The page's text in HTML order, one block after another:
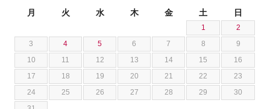
石川 成一郎
荒居 力哉
荻野 雅史
菊池 大誠
藤本 京弥
スズキ
ダッジ
テスラ
トヨタ
ニッサン
月 火 水 木 金 土 日
1
2
3
4 5 6 7 8
9
10
11 12 13 14 15
16
17
18 19 20 21 22
23
24
25 26 27 28 29
30